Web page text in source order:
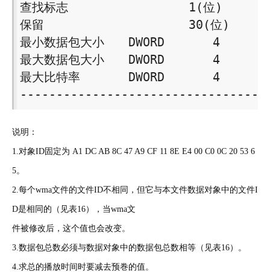
查找标志　　　　　　　　　　1(位)
保留　　　　　　　　　　　　30(位)
最小数据包大小　　DWORD　　　　4
最大数据包大小　　DWORD　　　　4
最大比特率　　　　DWORD　　　　4
说明：
1.对象ID固定为 A1 DC AB 8C 47 A9 CF 11 8E E4 00 C0 0C 20 53 6
5。
2.每个wma文件的文件ID不相同，但它与本文件数据对象中的文件I
D是相同的（见表16），当wma文
件被修改后，这个值也会改变。
3.数据包总数必须与数据对象中的数据包总数相等（见表16）。
4.求总的播放时间时要减去预巻的值。